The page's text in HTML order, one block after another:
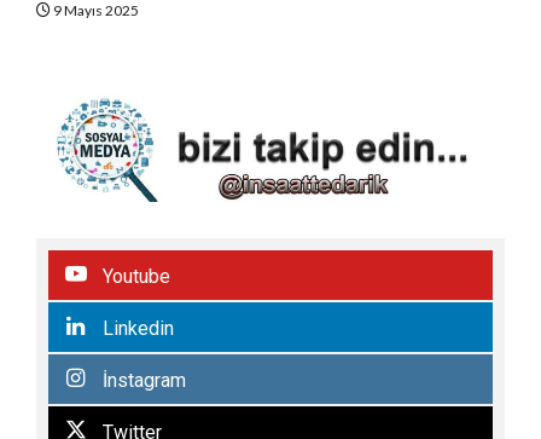
9 Mayıs 2025
Youtube
Linkedin
İnstagram
Twitter